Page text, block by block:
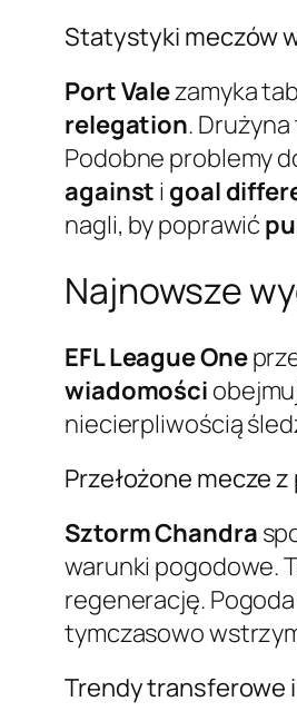
Statystyki meczów
Port Valezamyka
relegation.
Podobne problemy
against i goal
nagli, by poprawić
Najnowsze
EFL League One
wiadomości
niecierpliwością
Przełożone mecze
Sztorm Chandra
warunki pogodowe.
regenerację.
tymczasowo
Trendy transferowe